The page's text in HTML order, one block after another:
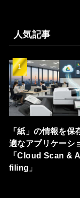
人気記事
「紙」の情報を保
適なアプリケーシ
「Cloud Scan &
filing」